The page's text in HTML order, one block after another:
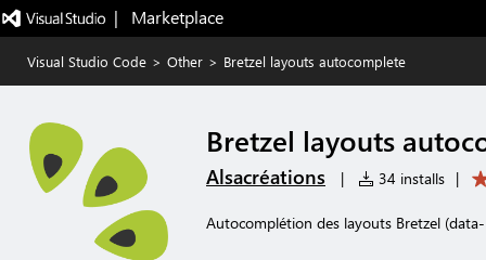
|   Marketplace
Visual Studio Code > Other > Bretzel layouts autocomplete
Bretzel layouts
Alsacréations | 34 installs |
Autocomplétion des layouts Bretzel